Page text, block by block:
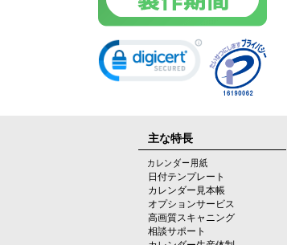
主な特長
カレンダー用紙
日付テンプレート
カレンダー見本帳
オプションサービス
高画質スキャニング
相談サポート